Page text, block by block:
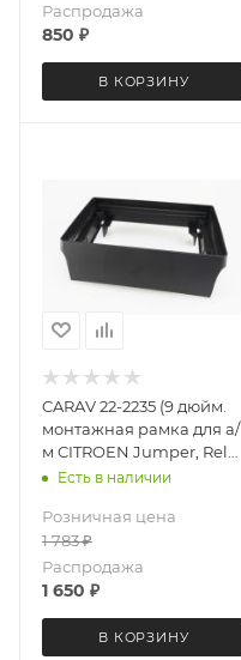
Распродажа
850 ₽
В КОРЗИНУ
CARAV 22-2235 (9 дюйм.
монтажная рамка для а/
м CITROEN Jumper, Relay
2011-2024 PEUGEOT
Ducato 2011-2024 черная
Есть в наличии
Розничная цена
1 783₽
Распродажа
1 650 ₽
В КОРЗИНУ